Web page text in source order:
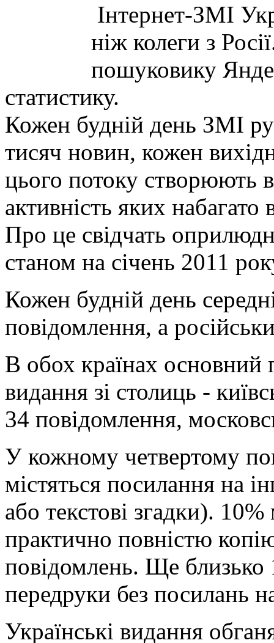
Інтернет-ЗМІ
ніж колеги з
пошуковику
статистику.
Кожен будній день ЗМІ
тисяч новин, кожен
цього потоку створюють
активність яких
Про це свідчать
станом на січень 2011
Кожен будній день
повідомлення, а
В обох країнах основний
видання зі столиць -
34 повідомлення,
У кожному четвертому
містяться посилання на
або текстові згадки).
практично повністю
повідомлень. Ще близько
передруки без посилань
Українські видання